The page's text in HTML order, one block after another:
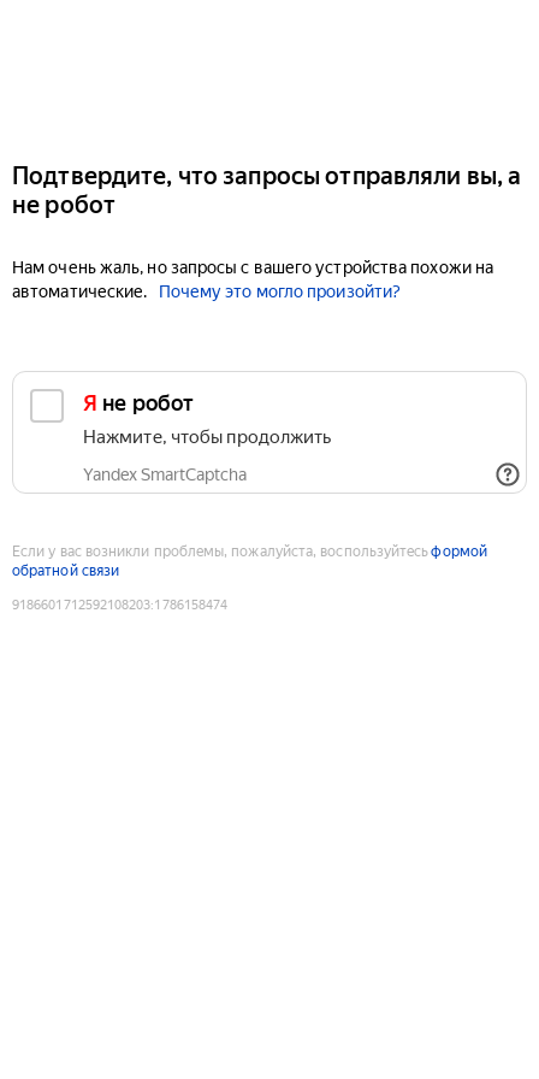
Подтвердите, что запросы отправляли вы, а
не робот
Нам очень жаль, но запросы с вашего устройства похожи на
автоматические.
Почему это могло произойти?
Я не робот
Нажмите, чтобы продолжить
Yandex SmartCaptcha
Если у вас возникли проблемы, пожалуйста, воспользуйтесьформой
обратной связи
9186601712592108203:1786158474